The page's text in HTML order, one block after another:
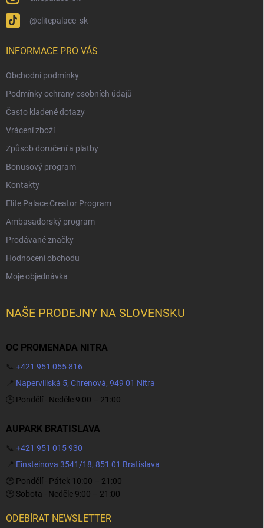
@elitepalace_sk
INFORMACE PRO VÁS
Obchodní podmínky
Podmínky ochrany osobních údajů
Často kladené dotazy
Vrácení zboží
Způsob doručení a platby
Bonusový program
Kontakty
Elite Palace Creator Program
Ambasadorský program
Prodávané značky
Hodnocení obchodu
Moje objednávka
NAŠE PRODEJNY NA SLOVENSKU
OC PROMENADA NITRA
📞 +421 951 055 816
📍 Napervillská 5, Chrenová, 949 01 Nitra
🕒 Pondělí - Neděle 9:00 – 21:00
AUPARK BRATISLAVA
📞 +421 951 015 930
📍 Einsteinova 3541/18, 851 01 Bratislava
🕒 Pondělí - Pátek 10:00 – 21:00
🕒 Sobota - Neděle 9:00 – 21:00
ODEBÍRAT NEWSLETTER